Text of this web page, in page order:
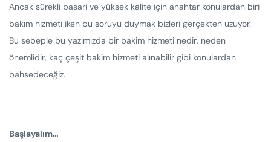
Ancak sürekli basari ve yüksek kalite için anahtar konulardan biri
bakım hizmeti iken bu soruyu duymak bizleri gerçekten uzuyor.
Bu sebeple bu yazımızda bir bakim hizmeti nedir, neden
önemlidir, kaç çeşit bakim hizmeti alınabilir gibi konulardan
bahsedeceğiz.
Başlayalım…